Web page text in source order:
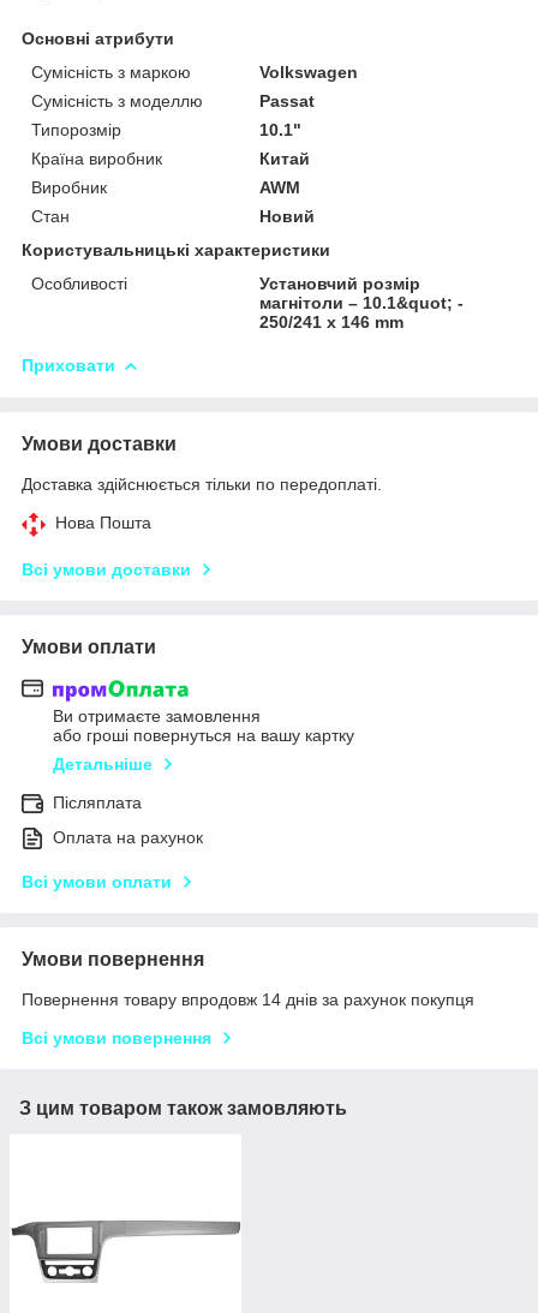
Основні атрибути
Сумісність з маркою
Volkswagen
Сумісність з моделлю
Passat
Типорозмір
10.1"
Країна виробник
Китай
Виробник
AWM
Стан
Новий
Користувальницькі характеристики
Особливості
Установчий розмір
магнітоли – 10.1&quot; -
250/241 x 146 mm
Приховати
Умови доставки
Доставка здійснюється тільки по передоплаті.
Нова Пошта
Всі умови доставки
Умови оплати
Ви отримаєте замовлення
або гроші повернуться на вашу картку
Детальніше
Післяплата
Оплата на рахунок
Всі умови оплати
Умови повернення
Повернення товару впродовж 14 днів за рахунок покупця
Всі умови повернення
З цим товаром також замовляють